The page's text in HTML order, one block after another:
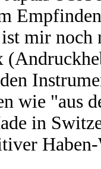
mir
wie "aus
in